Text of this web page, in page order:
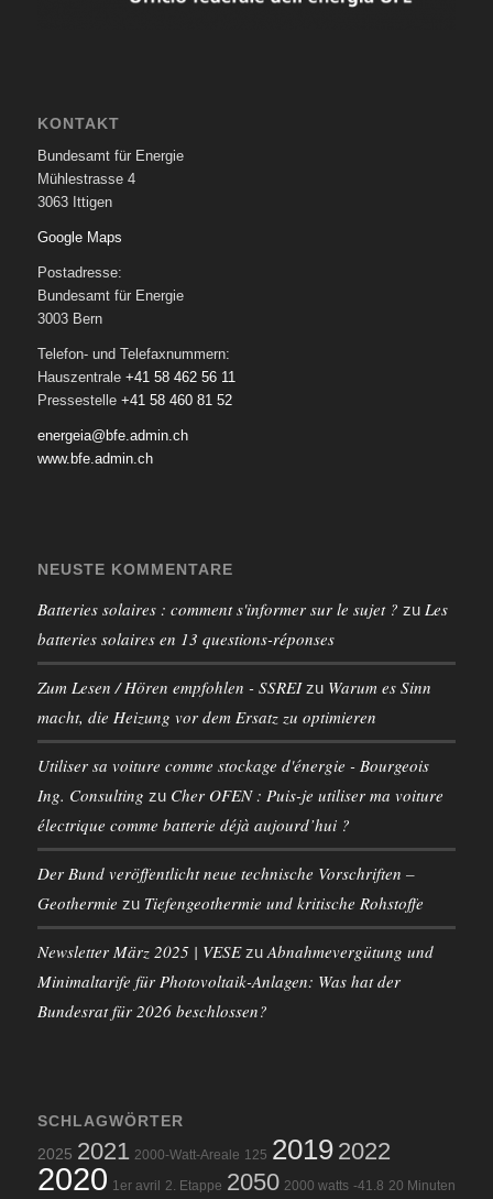
KONTAKT
Bundesamt für Energie
Mühlestrasse 4
3063 Ittigen
Google Maps
Postadresse:
Bundesamt für Energie
3003 Bern
Telefon- und Telefaxnummern:
Hauszentrale +41 58 462 56 11
Pressestelle +41 58 460 81 52
energeia@bfe.admin.ch
www.bfe.admin.ch
NEUSTE KOMMENTARE
Batteries solaires : comment s'informer sur le sujet ? zu Les
batteries solaires en 13 questions-réponses
Zum Lesen / Hören empfohlen - SSREIzu Warum es Sinn
macht, die Heizung vor dem Ersatz zu optimieren
Utiliser sa voiture comme stockage d'énergie - Bourgeois
Ing. Consulting zu Cher OFEN : Puis-je utiliser ma voiture
électrique comme batterie déjà aujourd’hui ?
Der Bund veröffentlicht neue technische Vorschriften –
Geothermie zu Tiefengeothermie und kritische Rohstoffe
Newsletter März 2025 | VESEzu Abnahmevergütung und
Minimaltarife für Photovoltaik-Anlagen: Was hat der
Bundesrat für 2026 beschlossen?
SCHLAGWÖRTER
2025 2021 2000-Watt-Areale 125 2019 2022
2020 1er avril 2. Etappe 2050 2000 watts -41.8 20 Minuten